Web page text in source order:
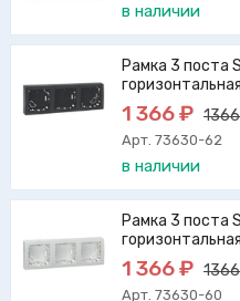
в наличии
Рамка 3 поста
1 366 ₽
Арт. 73630-62
в наличии
Рамка 3 поста
1 366 ₽
Арт. 73630-60